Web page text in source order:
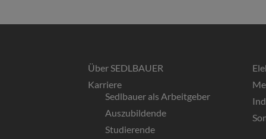
Über SEDLBAUER
Karriere
Sedlbauer als Arbeitgeber
Auszubildende
Studierende